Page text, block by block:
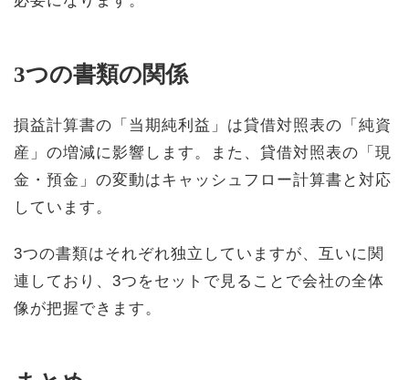
3つの書類の関係
損益計算書の「当期純利益」は貸借対照表の「純資
産」の増減に影響します。また、貸借対照表の「現
金・預金」の変動はキャッシュフロー計算書と対応
しています。
3つの書類はそれぞれ独立していますが、互いに関
連しており、3つをセットで見ることで会社の全体
像が把握できます。